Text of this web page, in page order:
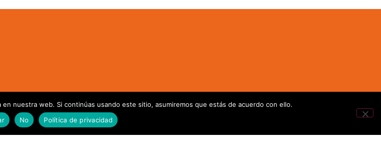
Teléfono:960 654 644
Email:info@arcodisplay.com
nuestra web. Si continúas usando este sitio, asumiremos que estás de acuerdo con ello.
No Política de privacidad